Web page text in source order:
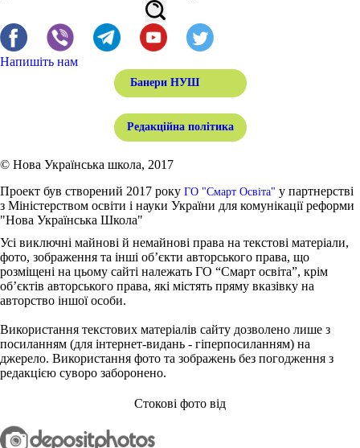
Напишіть нам
Банери НУШ
Редакційна політика
© Нова Українська школа, 2017
Проект був створений 2017 року ГО "Смарт Освіта" у партнерстві
з Міністерством освіти і науки України для комунікації реформи
"Нова Українська Школа"
Усі виключні майнові й немайнові права на текстові матеріали,
фото, зображення та інші об’єкти авторського права, що
розміщені на цьому сайті належать ГО “Смарт освіта”, крім
об’єктів авторського права, які містять пряму вказівку на
авторство іншої особи.
Використання текстових матеріалів сайту дозволено лише з
посиланням (для інтернет-видань - гіперпосиланням) на
джерело. Використання фото та зображень без погодження з
редакцією суворо заборонено.
Стокові фото від